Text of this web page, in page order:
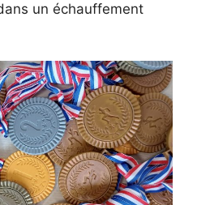
un échauffement